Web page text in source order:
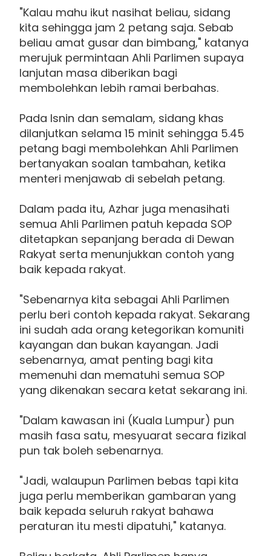
"Kalau mahu ikut nasihat beliau, sidang
kita sehingga jam 2 petang saja. Sebab
beliau amat gusar dan bimbang," katanya
merujuk permintaan Ahli Parlimen supaya
lanjutan masa diberikan bagi
membolehkan lebih ramai berbahas.
Pada Isnin dan semalam, sidang khas
dilanjutkan selama 15 minit sehingga 5.45
petang bagi membolehkan Ahli Parlimen
bertanyakan soalan tambahan, ketika
menteri menjawab di sebelah petang.
Dalam pada itu, Azhar juga menasihati
semua Ahli Parlimen patuh kepada SOP
ditetapkan sepanjang berada di Dewan
Rakyat serta menunjukkan contoh yang
baik kepada rakyat.
"Sebenarnya kita sebagai Ahli Parlimen
perlu beri contoh kepada rakyat. Sekarang
ini sudah ada orang ketegorikan komuniti
kayangan dan bukan kayangan. Jadi
sebenarnya, amat penting bagi kita
memenuhi dan mematuhi semua SOP
yang dikenakan secara ketat sekarang ini.
"Dalam kawasan ini (Kuala Lumpur) pun
masih fasa satu, mesyuarat secara fizikal
pun tak boleh sebenarnya.
"Jadi, walaupun Parlimen bebas tapi kita
juga perlu memberikan gambaran yang
baik kepada seluruh rakyat bahawa
peraturan itu mesti dipatuhi," katanya.